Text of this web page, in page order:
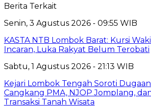
Berita Terkait
Senin, 3 Agustus 2026 - 09:55 WIB
KASTA NTB Lombok Barat: Kursi
Incaran, Luka Rakyat Belum Terobati
Sabtu, 1 Agustus 2026 - 21:13 WIB
Kejari Lombok Tengah Soroti
Cangkang PMA, NJOP Jomplang,
Transaksi Tanah Wisata